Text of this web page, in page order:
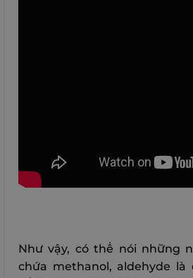
Như vậy, có thể nói những
chứa methanol, aldehyde là